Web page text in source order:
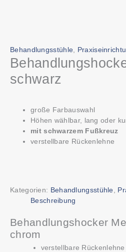
Behandlungsstühle
schwarz
große Farbauswahl
Höhen wählbar, lang oder
mit schwarzem Fußkreuz
verstellbare Rückenlehne
Kategorien: Behandlungsstühle,
Beschreibung
Behandlungshocker
chrom
verstellbare Rückenlehne